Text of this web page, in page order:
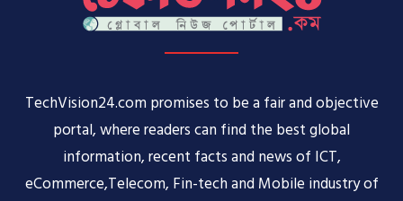
TechVision24.com promises to be a fair and objective
portal, where readers can find the best global
information, recent facts and news of ICT,
eCommerce,Telecom, Fin-tech and Mobile industry of